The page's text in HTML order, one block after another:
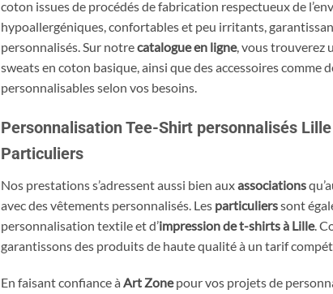
coton issues de procédés de fabrication respectueux de
hypoallergéniques, confortables et peu irritants,
personnalisés. Sur notrecatalogue en ligne, vous trouverez
sweats en coton basique, ainsi que des accessoires comme
personnalisables selon vos besoins.
Personnalisation Tee-Shirt personnalisés
Particuliers
Nos prestations s’adressent aussi bien auxassociations
avec des vêtements personnalisés. Les particulierssont
personnalisation textile et d’impression de t-shirts à Lille.
garantissons des produits de haute qualité à un tarif
En faisant confiance à Art Zonepour vos projets de